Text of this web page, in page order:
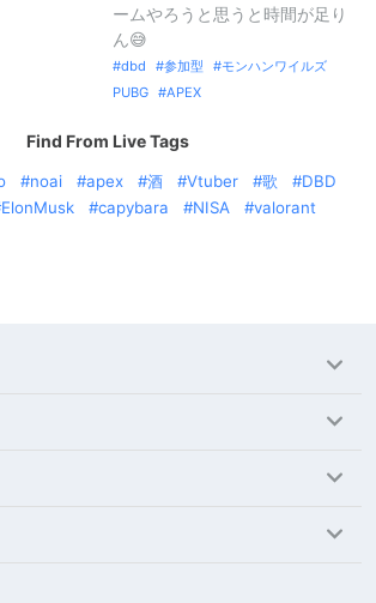
ームやろうと思うと時間が足り
ん😅
dbd 参加型
モンハンワイルズ
PUBG
APEX
Find From Live Tags
noai apex 酒 Vtuber 歌
DBD
ElonMusk capybara NISA
valorant